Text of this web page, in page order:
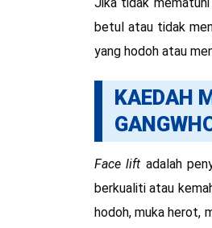
Jika tidak
betul atau tidak
yang hodoh atau
KAEDAH
Face lift adalah
berkualiti atau
hodoh, muka herot,